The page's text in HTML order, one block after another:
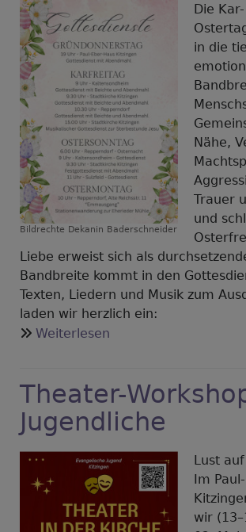
Bildrechte Dekanin Baderschneider
Die
in die
Nähe,
Trauer
und
Liebe erweist sich als
Bandbreite kommt in den
Texten, Liedern und Musik zum
laden wir herzlich ein:
Weiterlesen
Ostern
2026
Theater-
Jugendliche
Lust
Im
wir